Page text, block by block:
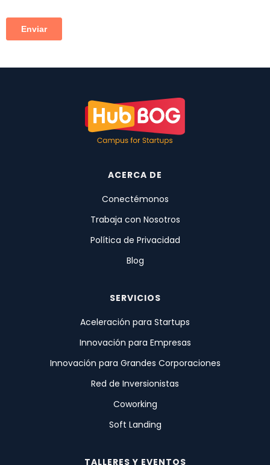
ACERCA DE
Conectémonos
Trabaja con Nosotros
Política de Privacidad
Blog
SERVICIOS
Aceleración para Startups
Innovación para Empresas
Innovación para Grandes Corporaciones
Red de Inversionistas
Coworking
Soft Landing
TALLERES Y EVENTOS